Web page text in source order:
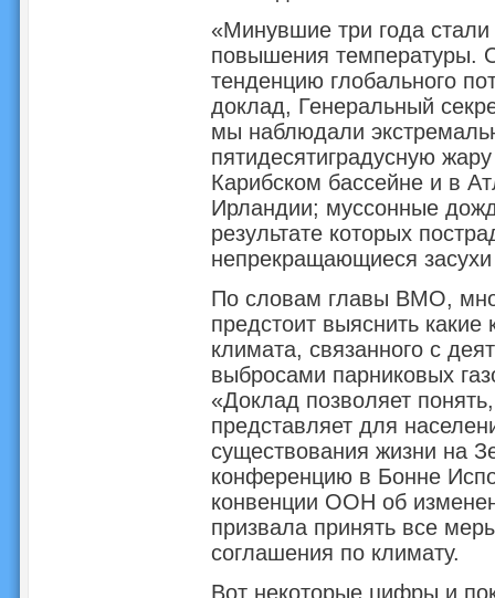
«Минувшие три года
повышения температуры.
тенденцию глобального
доклад, Генеральный
мы наблюдали
пятидесятиградусную
Карибском бассейне и в
Ирландии; муссонные
результате которых
непрекращающиеся
По словам главы ВМО,
предстоит выяснить
климата, связанного с
выбросами парниковых
«Доклад позволяет
представляет для
существования жизни на
конференцию в Бонне
конвенции ООН об
призвала принять все
соглашения по климату.
Вот некоторые цифры и